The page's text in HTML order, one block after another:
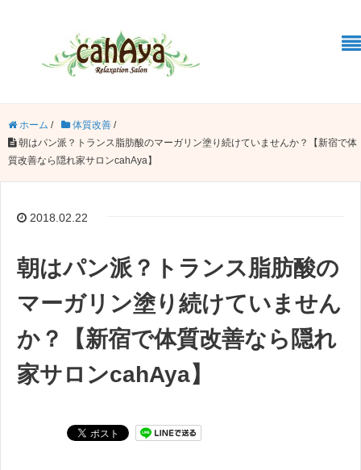
ホーム / 体質改善 /
朝はパン派？トランス脂肪酸のマーガリン塗り続けていませんか？【新宿で体
質改善なら隠れ家サロンcahAya】
2018.02.22
朝はパン派？トランス脂肪酸の
マーガリン塗り続けていません
か？【新宿で体質改善なら隠れ
家サロンcahAya】